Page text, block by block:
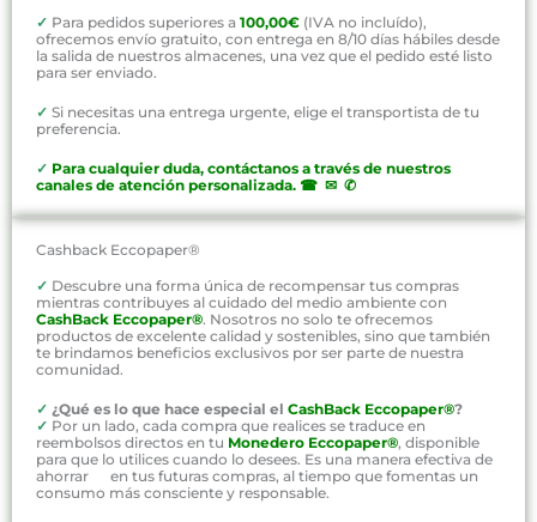
✓ Para pedidos superiores a 100,00€ (IVA no incluído),
ofrecemos envío gratuito, con entrega en 8/10 días hábiles desde
la salida de nuestros almacenes, una vez que el pedido esté listo
para ser enviado.
✓ Si necesitas una entrega urgente, elige el transportista de tu
preferencia.
✓ Para cualquier duda, contáctanos a través de nuestros
canales de atención personalizada. ☎ ✉ ✆
Cashback Eccopaper®
✓ Descubre una forma única de recompensar tus compras
mientras contribuyes al cuidado del medio ambiente con
CashBack Eccopaper®. Nosotros no solo te ofrecemos
productos de excelente calidad y sostenibles, sino que también
te brindamos beneficios exclusivos por ser parte de nuestra
comunidad.
✓ ¿Qué es lo que hace especial el CashBack Eccopaper®?
✓ Por un lado, cada compra que realices se traduce en
reembolsos directos en tu Monedero Eccopaper®, disponible
para que lo utilices cuando lo desees. Es una manera efectiva de
ahorrar en tus futuras compras, al tiempo que fomentas un
consumo más consciente y responsable.